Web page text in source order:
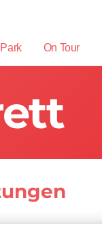
On Tour